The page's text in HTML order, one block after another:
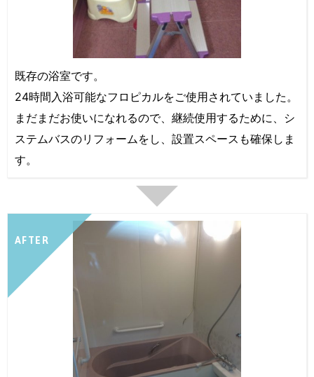
既存の浴室です。
24時間入浴可能なフロピカルをご使用されていました。
まだまだお使いになれるので、継続使用するために、シ
ステムバスのリフォームをし、設置スペースも確保しま
す。
AFTER